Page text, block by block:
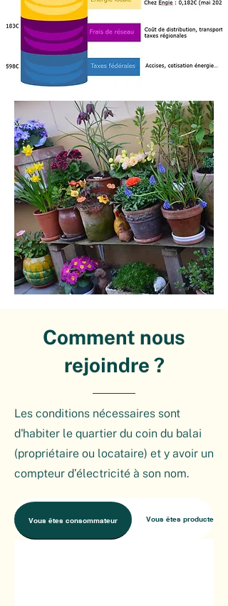
consommateurs à 14 €c.
A l’occasion de son AG du 15 mai
2025, les prix fixes ont été adaptés :
7€c à l’achat et 10 €c à la vente !
Ces prix sont susceptibles d’évoluer
(à la hausse ou à la baisse) suite au
vote des membres.
Le Comité d’Énergie veille à proposer
pour les membres d’ESB des prix à
l’achat et à la vente plus favorables
que ceux pratiqués par le marché.
Les frais de réseaux (environ 30 %) et
les taxes (environ 30 %) sont fixés
par les instances régionales et
fédérales compétentes et ne sont pas
du ressort de la communauté
Le partage d’électricité au sein d’une
communauté d’énergie entraine des
coûts supplémentaires sous la forme
de frais de comptage. Ceux-ci sont
actuellement pris en charge par ESB.
Par ailleurs, nous assumons les frais
de fonctionnement inhérents à la
gestion de notre communauté
Comment nous
rejoindre ?
Les conditions nécessaires sont
d'habiter le quartier du coin du balai
(propriétaire ou locataire) et y avoir un
compteur d’électricité à son nom.
Vous êtes consommateur Vous êtes producteur